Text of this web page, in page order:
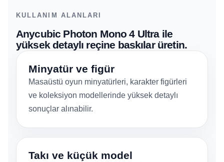
KULLANIM ALANLARI
Anycubic Photon Mono 4 Ultra ile
yüksek detaylı reçine baskılar üretin.
Minyatür ve figür
Masaüstü oyun minyatürleri, karakter figürleri
ve koleksiyon modellerinde yüksek detaylı
sonuçlar alınabilir.
Takı ve küçük model